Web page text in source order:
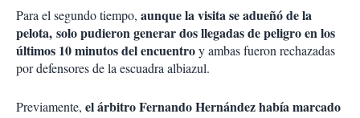
Para el segundo tiempo, aunque la visita se adueñó de la
pelota, solo pudieron generar dos llegadas de peligro en los
últimos 10 minutos del encuentroy ambas fueron rechazadas
por defensores de la escuadra albiazul.
Previamente, el árbitro Fernando Hernández había marcado